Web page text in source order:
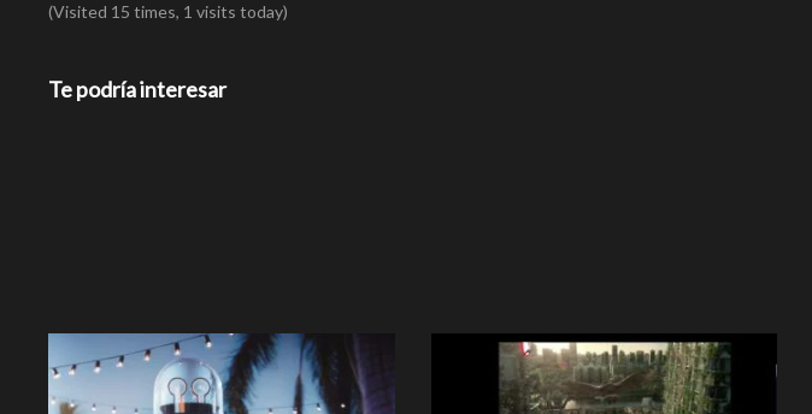
(Visited 15 times, 1 visits today)
Te podría interesar